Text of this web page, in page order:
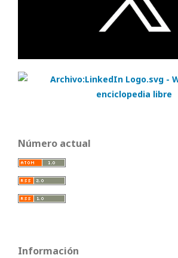
Número actual
Información